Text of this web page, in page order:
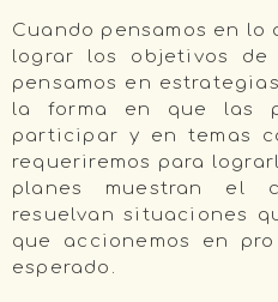
Cuando pensamos en lo
lograr los objetivos de
pensamos en
la forma en que las
participar y en temas
requeriremos para
planes muestran el
resuelvan situaciones
que accionemos en
esperado.